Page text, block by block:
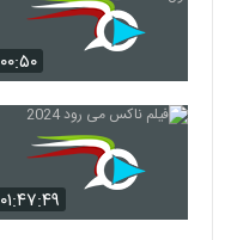
۰۰:۵۰
۰۱:۴۷:۴۹